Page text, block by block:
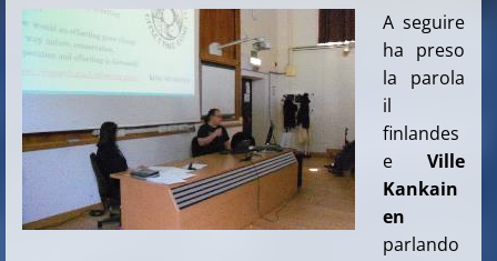
A seguire
ha preso
la parola
il
finlandes
eVille
Kankain
en
parlando